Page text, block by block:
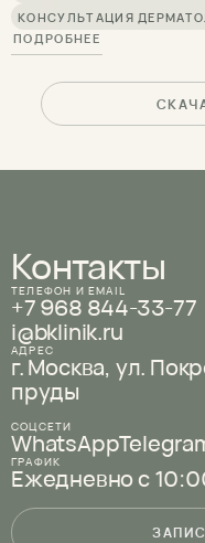
КОНСУЛЬТАЦИЯ
ПОДРОБНЕЕ
Контакты
АДРЕС
г. Москва, ул.
пруды
ТЕЛЕФОН И EMAIL
+7 968 844-33-77
i@bklinik.ru
СОЦСЕТИ
WhatsApp
ГРАФИК
Ежедневно с